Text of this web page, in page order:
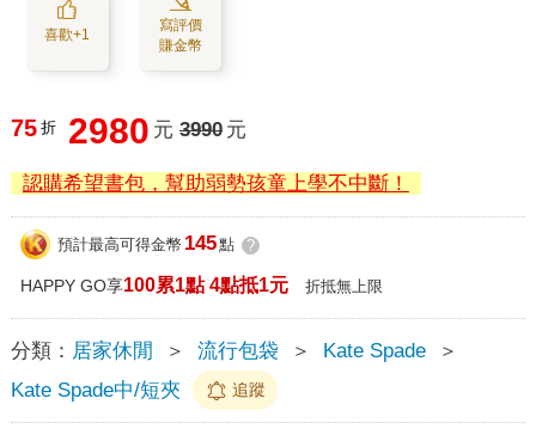
喜歡+1
寫評價
賺金幣
75 折 2980 元 3990 元
認購希望書包，幫助弱勢孩童上學不中斷！
預計最高可得金幣 145點 ?
HAPPY GO享100累1點 4點抵1元 折抵無上限
分類： 居家休閒 ＞ 流行包袋 ＞ Kate Spade
＞
Kate Spade中/短夾
追蹤